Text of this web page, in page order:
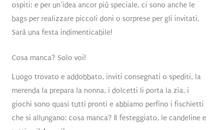
ospiti: e per un’idea ancor più speciale, ci sono anche le
bags per realizzare piccoli doni o sorprese per gli invitati.
Sarà una festa indimenticabile!
Cosa manca? Solo voi!
Luogo trovato e addobbato, inviti consegnati o spediti, la
merenda la prepara la nonna, i dolcetti li porta la zia, i
giochi sono quasi tutti pronti e abbiamo perfino i fischietti
che si allungano: cosa manca? Il festeggiato, le candeline e